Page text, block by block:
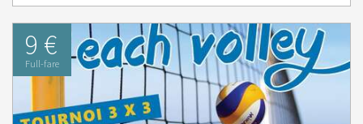
9 €
Full-fare